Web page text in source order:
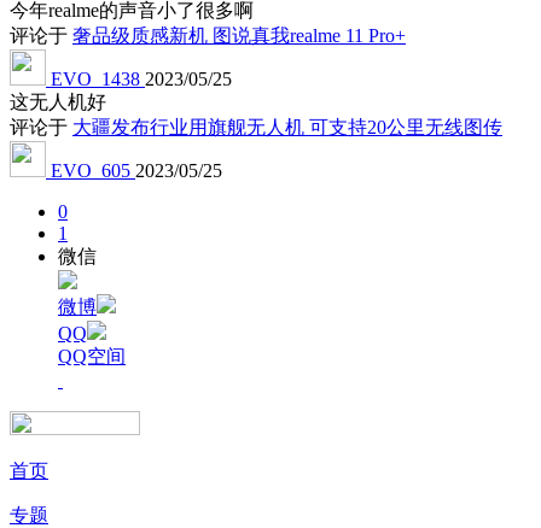
今年realme的声音小了很多啊
评论于 奢品级质感新机 图说真我realme 11 Pro+
EVO_1438 2023/05/25
这无人机好
评论于 大疆发布行业用旗舰无人机 可支持20公里无线图传
EVO_605 2023/05/25
0
1
微信
微博
QQ
QQ空间
首页
专题